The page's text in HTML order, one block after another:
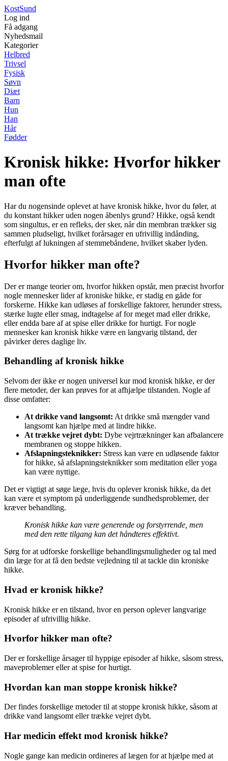
KostSund
Log ind
Få adgang
Nyhedsmail
Kategorier
Helbred
Trivsel
Fysisk
Søvn
Diæt
Barn
Hun
Han
Hår
Fødder
Kronisk hikke: Hvorfor hikker
man ofte
Har du nogensinde oplevet at have kronisk hikke, hvor du føler, at
du konstant hikker uden nogen åbenlys grund? Hikke, også kendt
som singultus, er en refleks, der sker, når din membran trækker sig
sammen pludseligt, hvilket forårsager en ufrivillig indånding,
efterfulgt af lukningen af stemmebåndene, hvilket skaber lyden.
Hvorfor hikker man ofte?
Der er mange teorier om, hvorfor hikken opstår, men præcist hvorfor
nogle mennesker lider af kroniske hikke, er stadig en gåde for
forskerne. Hikke kan udløses af forskellige faktorer, herunder stress,
stærke lugte eller smag, indtagelse af for meget mad eller drikke,
eller endda bare af at spise eller drikke for hurtigt. For nogle
mennesker kan kronisk hikke være en langvarig tilstand, der
påvirker deres daglige liv.
Behandling af kronisk hikke
Selvom der ikke er nogen universel kur mod kronisk hikke, er der
flere metoder, der kan prøves for at afhjælpe tilstanden. Nogle af
disse omfatter:
At drikke vand langsomt: At drikke små mængder vand
langsomt kan hjælpe med at lindre hikke.
At trække vejret dybt: Dybe vejrtrækninger kan afbalancere
membranen og stoppe hikken.
Afslapningsteknikker: Stress kan være en udløsende faktor
for hikke, så afslapningsteknikker som meditation eller yoga
kan være nyttige.
Det er vigtigt at søge læge, hvis du oplever kronisk hikke, da det
kan være et symptom på underliggende sundhedsproblemer, der
kræver behandling.
Kronisk hikke kan være generende og forstyrrende, men
med den rette tilgang kan det håndteres effektivt.
Sørg for at udforske forskellige behandlingsmuligheder og tal med
din læge for at få den bedste vejledning til at tackle din kroniske
hikke.
Hvad er kronisk hikke?
Kronisk hikke er en tilstand, hvor en person oplever langvarige
episoder af ufrivillig hikke.
Hvorfor hikker man ofte?
Der er forskellige årsager til hyppige episoder af hikke, såsom stress,
maveproblemer eller at spise for hurtigt.
Hvordan kan man stoppe kronisk hikke?
Der findes forskellige metoder til at stoppe kronisk hikke, såsom at
drikke vand langsomt eller trække vejret dybt.
Har medicin effekt mod kronisk hikke?
Nogle gange kan medicin ordineres af lægen for at hjælpe med at